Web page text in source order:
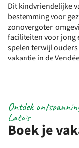
Dit kindvriendelijke
bestemming voor
zonovergoten
faciliteiten voor jong
spelen terwijl
vakantie in de
Boek je
Ontdek
Latois